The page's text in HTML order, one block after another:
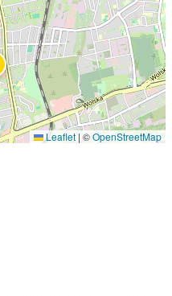
Leaflet | ©OpenStreetMap